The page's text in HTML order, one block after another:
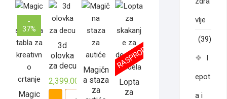
-
37%
Magic
3d
olovka
za decu
2,399.00
рсд
3d
Magičn
a staza
za
Lopta
za
RASPRODATO
vlje
(39)
l
epot
a i